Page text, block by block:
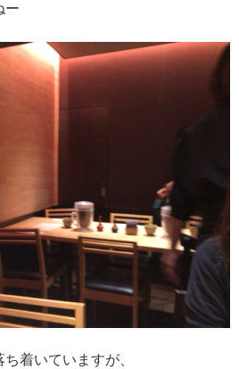
ー
着いていますが、